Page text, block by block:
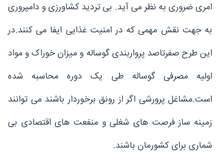
امری ضروری به نظر می آید. بی تردید کشاورزی و دامپروری
به جهت نقش مهمی که در امنیت غذایی ایفا می کنند.در
این طرح صفرتاصد پرواربندی گوساله و میزان خوراک و مواد
اولیه مصرفی گوساله طی یک دوره محاسبه شده
است.مشاغل پرورشی اگر از رونق برخوردار باشند می توانند
زمینه ساز فرصت های شغلی و منفعت های اقتصادی بی
شماری برای کشورمان باشند.